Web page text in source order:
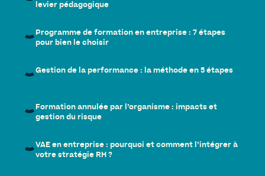
levier pédagogique
Programme de formation en entreprise : 7 étapes
pour bien le choisir
Gestion de la performance : la méthode en 5 étapes
Formation annulée par l’organisme : impacts et
gestion du risque
VAE en entreprise : pourquoi et comment l’intégrer à
votre stratégie RH ?